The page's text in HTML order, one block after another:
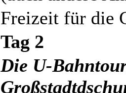
Freizeit für die
Tag 2
Die U-